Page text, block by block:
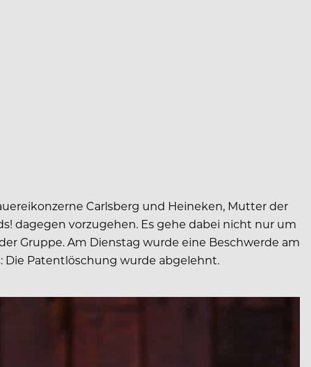
Carlsberg und Heineken, Mutter der
dagegen vorzugehen. Es gehe dabei nicht nur um
Gruppe. Am Dienstag wurde eine Beschwerde am
Die Patentlöschung wurde abgelehnt.